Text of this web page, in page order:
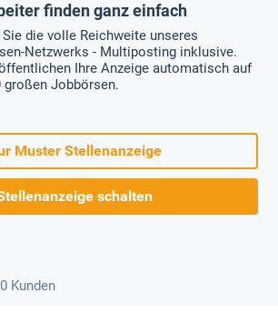
finden ganz einfach
Sie die volle Reichweite unseres
Netzwerks - Multiposting inklusive.
Ihre Anzeige automatisch auf
großen Jobbörsen.
Muster Stellenanzeige
schalten
Kunden